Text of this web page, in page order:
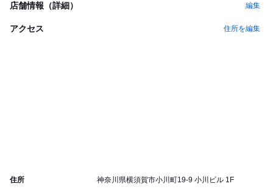
店舗情報（詳細） 編集
アクセス 住所を編集
住所 神奈川県横須賀市小川町19-9 小川ビル 1F